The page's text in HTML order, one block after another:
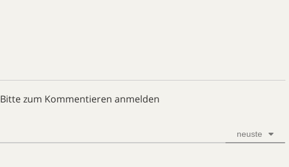
Bitte zum Kommentieren anmelden
neuste